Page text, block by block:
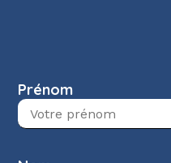
Prénom